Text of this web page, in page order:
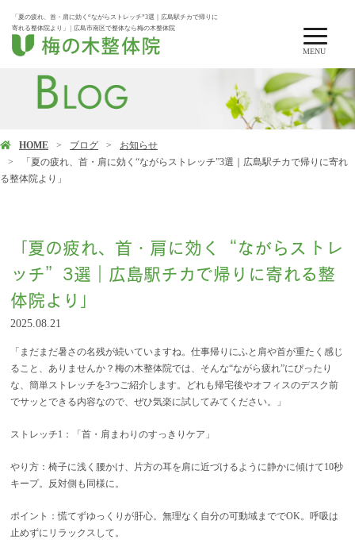
MENU
「夏の疲れ、首・肩に効く“ながらストレッチ”3選｜広島駅チカで帰りに
寄れる整体院より」 | 広島市南区で整体なら梅の木整体院
HOME ブログ
お知らせ
「夏の疲れ、首・肩に効く“ながらストレッチ”3選｜広島駅チカで帰りに寄れ
る整体院より」
「夏の疲れ、首・肩に効く“ながらストレ
ッチ”3選｜広島駅チカで帰りに寄れる整
体院より」
2025.08.21
「まだまだ暑さの名残が続いていますね。仕事帰りにふと肩や首が重たく感じ
ること、ありませんか？梅の木整体院では、そんな“ながら疲れ”にぴったり
な、簡単ストレッチを3つご紹介します。どれも帰宅後やオフィスのデスク前
でサッとできる内容なので、ぜひ気楽に試してみてください。」
ストレッチ1：「首・肩まわりのすっきりケア」
やり方：椅子に浅く腰かけ、片方の耳を肩に近づけるように静かに傾けて10秒
キープ。反対側も同様に。
ポイント：慌てずゆっくりが肝心。無理なく自分の可動域まででOK。呼吸は
止めずにリラックスして。